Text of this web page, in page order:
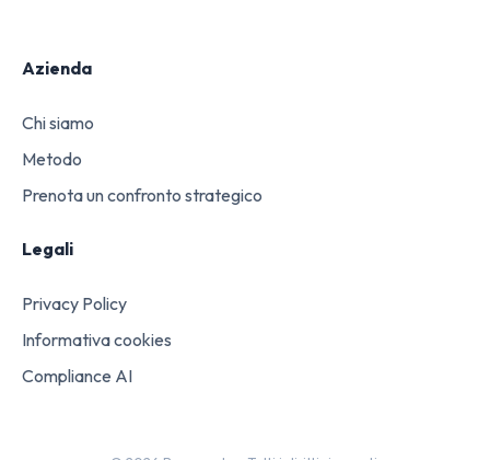
Azienda
Chi siamo
Metodo
Prenota un confronto strategico
Legali
Privacy Policy
Informativa cookies
Compliance AI